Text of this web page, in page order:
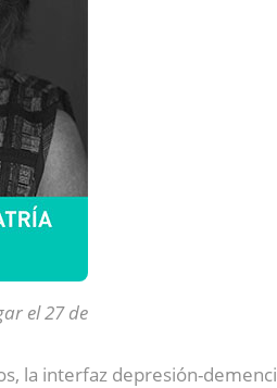
el 27 de
la interfaz depresión-